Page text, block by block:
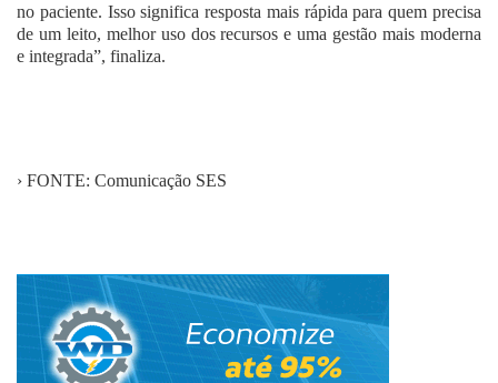
no paciente. Isso significa resposta mais rápida para quem precisa
de um leito, melhor uso dos recursos e uma gestão mais moderna
e integrada”, finaliza.
› FONTE: Comunicação SES